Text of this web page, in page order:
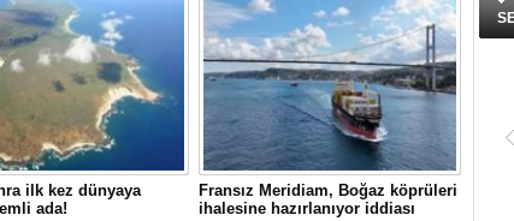
ilk kez dünyaya
ada!
Fransız Meridiam, Boğaz köprüleri
ihalesine hazırlanıyor iddiası